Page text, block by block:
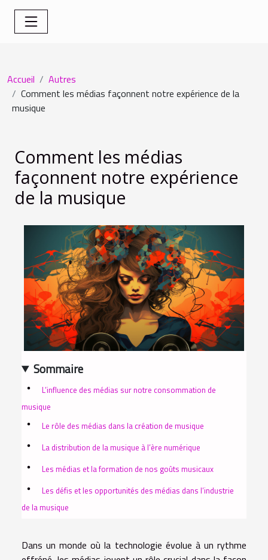
Accueil
Autres
Comment les médias façonnent notre expérience de la
musique
Comment les médias
façonnent notre expérience
de la musique
Sommaire
L’influence des médias sur notre consommation de
musique
Le rôle des médias dans la création de musique
La distribution de la musique à l’ère numérique
Les médias et la formation de nos goûts musicaux
Les défis et les opportunités des médias dans l’industrie
de la musique
Dans un monde où la technologie évolue à un rythme